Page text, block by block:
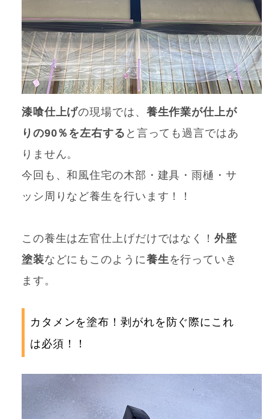
漆喰仕上げの現場では、 養生作業が仕上が
りの90％を左右する と言っても過言ではあ
りません。
今回も、和風住宅の木部・建具・雨樋・サ
ッシ周りなど養生を行います！！
この養生は左官仕上げだけではなく！外壁
塗装などにもこのように養生を行っていき
ます。
カタメンを塗布！剥がれを防ぐ際にこれ
は必須！！